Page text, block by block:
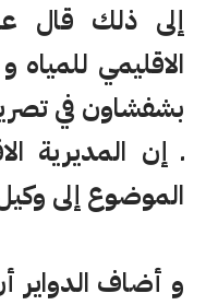
إلى ذلك قال
الاقليمي للمياه
بشفشاون في
ـ إن المديرية
الموضوع إلى
و أضاف